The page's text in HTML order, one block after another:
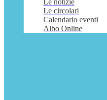
Le notizie
Le circolari
Calendario eventi
Albo Online